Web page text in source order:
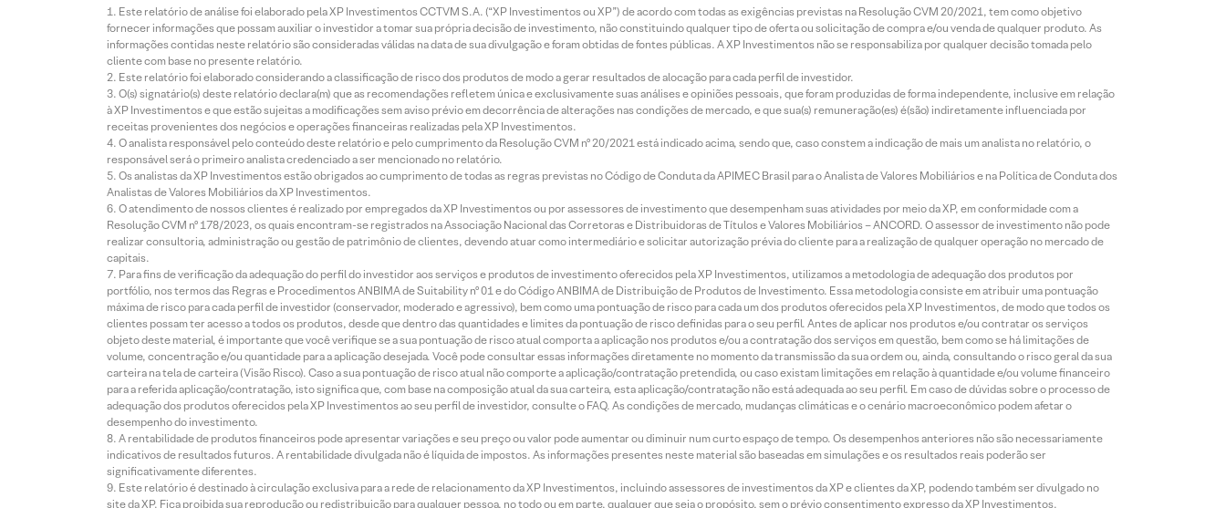
Este relatório de análise foi elaborado pela XP Investimentos CCTVM S.A. (“XP Investimentos ou XP”) de acordo com todas as exigências previstas na Resolução CVM 20/2021, tem como objetivo
fornecer informações que possam auxiliar o investidor a tomar sua própria decisão de investimento, não constituindo qualquer tipo de oferta ou solicitação de compra e/ou venda de qualquer produto. As
informações contidas neste relatório são consideradas válidas na data de sua divulgação e foram obtidas de fontes públicas. A XP Investimentos não se responsabiliza por qualquer decisão tomada pelo
cliente com base no presente relatório.
Este relatório foi elaborado considerando a classificação de risco dos produtos de modo a gerar resultados de alocação para cada perfil de investidor.
O(s) signatário(s) deste relatório declara(m) que as recomendações refletem única e exclusivamente suas análises e opiniões pessoais, que foram produzidas de forma independente, inclusive em relação
à XP Investimentos e que estão sujeitas a modificações sem aviso prévio em decorrência de alterações nas condições de mercado, e que sua(s) remuneração(es) é(são) indiretamente influenciada por
receitas provenientes dos negócios e operações financeiras realizadas pela XP Investimentos.
O analista responsável pelo conteúdo deste relatório e pelo cumprimento da Resolução CVM nº 20/2021 está indicado acima, sendo que, caso constem a indicação de mais um analista no relatório, o
responsável será o primeiro analista credenciado a ser mencionado no relatório.
Os analistas da XP Investimentos estão obrigados ao cumprimento de todas as regras previstas no Código de Conduta da APIMEC Brasil para o Analista de Valores Mobiliários e na Política de Conduta dos
Analistas de Valores Mobiliários da XP Investimentos.
O atendimento de nossos clientes é realizado por empregados da XP Investimentos ou por assessores de investimento que desempenham suas atividades por meio da XP, em conformidade com a
Resolução CVM nº 178/2023, os quais encontram-se registrados na Associação Nacional das Corretoras e Distribuidoras de Títulos e Valores Mobiliários – ANCORD. O assessor de investimento não pode
realizar consultoria, administração ou gestão de patrimônio de clientes, devendo atuar como intermediário e solicitar autorização prévia do cliente para a realização de qualquer operação no mercado de
capitais.
Para fins de verificação da adequação do perfil do investidor aos serviços e produtos de investimento oferecidos pela XP Investimentos, utilizamos a metodologia de adequação dos produtos por
portfólio, nos termos das Regras e Procedimentos ANBIMA de Suitability nº 01 e do Código ANBIMA de Distribuição de Produtos de Investimento. Essa metodologia consiste em atribuir uma pontuação
máxima de risco para cada perfil de investidor (conservador, moderado e agressivo), bem como uma pontuação de risco para cada um dos produtos oferecidos pela XP Investimentos, de modo que todos os
clientes possam ter acesso a todos os produtos, desde que dentro das quantidades e limites da pontuação de risco definidas para o seu perfil. Antes de aplicar nos produtos e/ou contratar os serviços
objeto deste material, é importante que você verifique se a sua pontuação de risco atual comporta a aplicação nos produtos e/ou a contratação dos serviços em questão, bem como se há limitações de
volume, concentração e/ou quantidade para a aplicação desejada. Você pode consultar essas informações diretamente no momento da transmissão da sua ordem ou, ainda, consultando o risco geral da sua
carteira na tela de carteira (Visão Risco). Caso a sua pontuação de risco atual não comporte a aplicação/contratação pretendida, ou caso existam limitações em relação à quantidade e/ou volume financeiro
para a referida aplicação/contratação, isto significa que, com base na composição atual da sua carteira, esta aplicação/contratação não está adequada ao seu perfil. Em caso de dúvidas sobre o processo de
adequação dos produtos oferecidos pela XP Investimentos ao seu perfil de investidor, consulte o FAQ. As condições de mercado, mudanças climáticas e o cenário macroeconômico podem afetar o
desempenho do investimento.
A rentabilidade de produtos financeiros pode apresentar variações e seu preço ou valor pode aumentar ou diminuir num curto espaço de tempo. Os desempenhos anteriores não são necessariamente
indicativos de resultados futuros. A rentabilidade divulgada não é líquida de impostos. As informações presentes neste material são baseadas em simulações e os resultados reais poderão ser
significativamente diferentes.
Este relatório é destinado à circulação exclusiva para a rede de relacionamento da XP Investimentos, incluindo assessores de investimentos da XP e clientes da XP, podendo também ser divulgado no
site da XP. Fica proibida sua reprodução ou redistribuição para qualquer pessoa, no todo ou em parte, qualquer que seja o propósito, sem o prévio consentimento expresso da XP Investimentos.